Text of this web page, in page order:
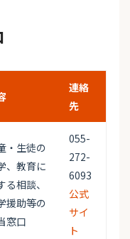
連絡
先
・生徒の
、教育に
る相談、
援助等の
窓口
055-
272-
6093
公式
サイ
ト